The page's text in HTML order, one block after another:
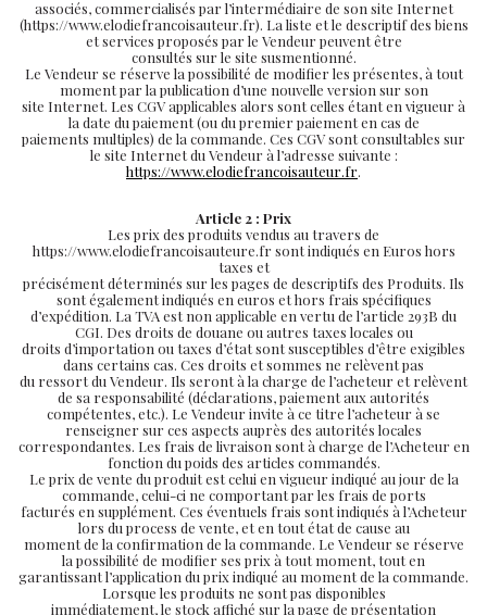
associés, commercialisés par l’intermédiaire de son site Internet
(https://www.elodiefrancoisauteur.fr). La liste et le descriptif des biens
et services proposés par le Vendeur peuvent être
consultés sur le site susmentionné.
Le Vendeur se réserve la possibilité de modifier les présentes, à tout
moment par la publication d’une nouvelle version sur son
site Internet. Les CGV applicables alors sont celles étant en vigueur à
la date du paiement (ou du premier paiement en cas de
paiements multiples) de la commande. Ces CGV sont consultables sur
le site Internet du Vendeur à l’adresse suivante :
https://www.elodiefrancoisauteur.fr.
Article 2 : Prix
Les prix des produits vendus au travers de
https://www.elodiefrancoisauteure.fr sont indiqués en Euros hors
taxes et
précisément déterminés sur les pages de descriptifs des Produits. Ils
sont également indiqués en euros et hors frais spécifiques
d’expédition. La TVA est non applicable en vertu de l’article 293B du
CGI. Des droits de douane ou autres taxes locales ou
droits d’importation ou taxes d’état sont susceptibles d’être exigibles
dans certains cas. Ces droits et sommes ne relèvent pas
du ressort du Vendeur. Ils seront à la charge de l’acheteur et relèvent
de sa responsabilité (déclarations, paiement aux autorités
compétentes, etc.). Le Vendeur invite à ce titre l’acheteur à se
renseigner sur ces aspects auprès des autorités locales
correspondantes. Les frais de livraison sont à charge de l’Acheteur en
fonction du poids des articles commandés.
Le prix de vente du produit est celui en vigueur indiqué au jour de la
commande, celui-ci ne comportant par les frais de ports
facturés en supplément. Ces éventuels frais sont indiqués à l’Acheteur
lors du process de vente, et en tout état de cause au
moment de la confirmation de la commande. Le Vendeur se réserve
la possibilité de modifier ses prix à tout moment, tout en
garantissant l’application du prix indiqué au moment de la commande.
Lorsque les produits ne sont pas disponibles
immédiatement, le stock affiché sur la page de présentation